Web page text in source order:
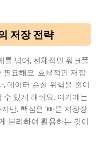
저장 전략
를 넘어, 전체적인 워크플
필요해요. 효율적인 저장
데이터 손실 위험을 줄이
있게 해줘요. 여기에는
만, 핵심은 '빠른 저장장
분리하여 활용하는 것이